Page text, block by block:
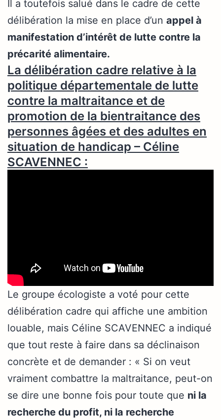
Il a toutefois salué dans le cadre de cette
délibération la mise en place d’un appel à
manifestation d’intérêt de lutte contre la
précarité alimentaire.
La délibération cadre relative à la
politique départementale de lutte
contre la maltraitance et de
promotion de la bientraitance des
personnes âgées et des adultes en
situation de handicap – Céline
SCAVENNEC :
Le groupe écologiste a voté pour cette
délibération cadre qui affiche une ambition
louable, mais Céline SCAVENNEC a indiqué
que tout reste à faire dans sa déclinaison
concrète et de demander : « Si on veut
vraiment combattre la maltraitance, peut-on
se dire une bonne fois pour toute que ni la
recherche du profit, ni la recherche